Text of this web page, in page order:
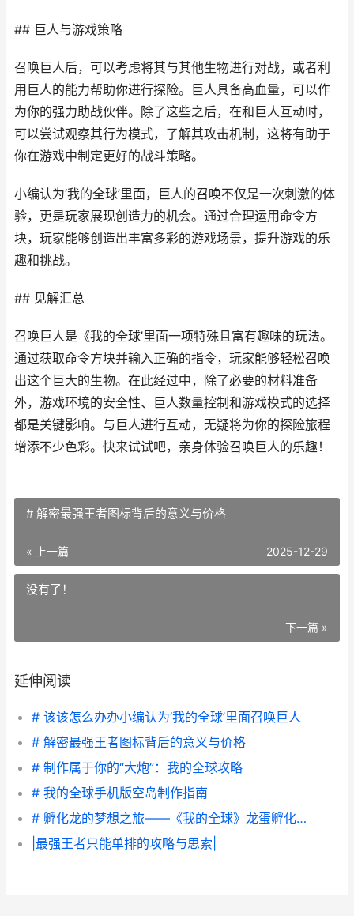
## 巨人与游戏策略
召唤巨人后，可以考虑将其与其他生物进行对战，或者利
用巨人的能力帮助你进行探险。巨人具备高血量，可以作
为你的强力助战伙伴。除了这些之后，在和巨人互动时，
可以尝试观察其行为模式，了解其攻击机制，这将有助于
你在游戏中制定更好的战斗策略。
小编认为‘我的全球’里面，巨人的召唤不仅是一次刺激的体
验，更是玩家展现创造力的机会。通过合理运用命令方
块，玩家能够创造出丰富多彩的游戏场景，提升游戏的乐
趣和挑战。
## 见解汇总
召唤巨人是《我的全球’里面一项特殊且富有趣味的玩法。
通过获取命令方块并输入正确的指令，玩家能够轻松召唤
出这个巨大的生物。在此经过中，除了必要的材料准备
外，游戏环境的安全性、巨人数量控制和游戏模式的选择
都是关键影响。与巨人进行互动，无疑将为你的探险旅程
增添不少色彩。快来试试吧，亲身体验召唤巨人的乐趣！
# 解密最强王者图标背后的意义与价格
« 上一篇 2025-12-29
没有了！
下一篇 »
延伸阅读
# 该该怎么办办小编认为‘我的全球’里面召唤巨人
# 解密最强王者图标背后的意义与价格
# 制作属于你的“大炮”：我的全球攻略
# 我的全球手机版空岛制作指南
# 孵化龙的梦想之旅——《我的全球》龙蛋孵化攻略
|最强王者只能单排的攻略与思索|